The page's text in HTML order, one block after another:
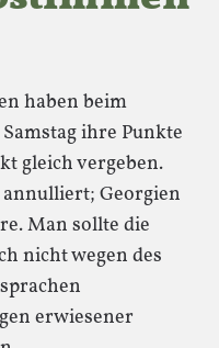
haben beim
ihre Punkte
gleich vergeben.
Georgien
Man sollte die
nicht wegen des
erwiesener